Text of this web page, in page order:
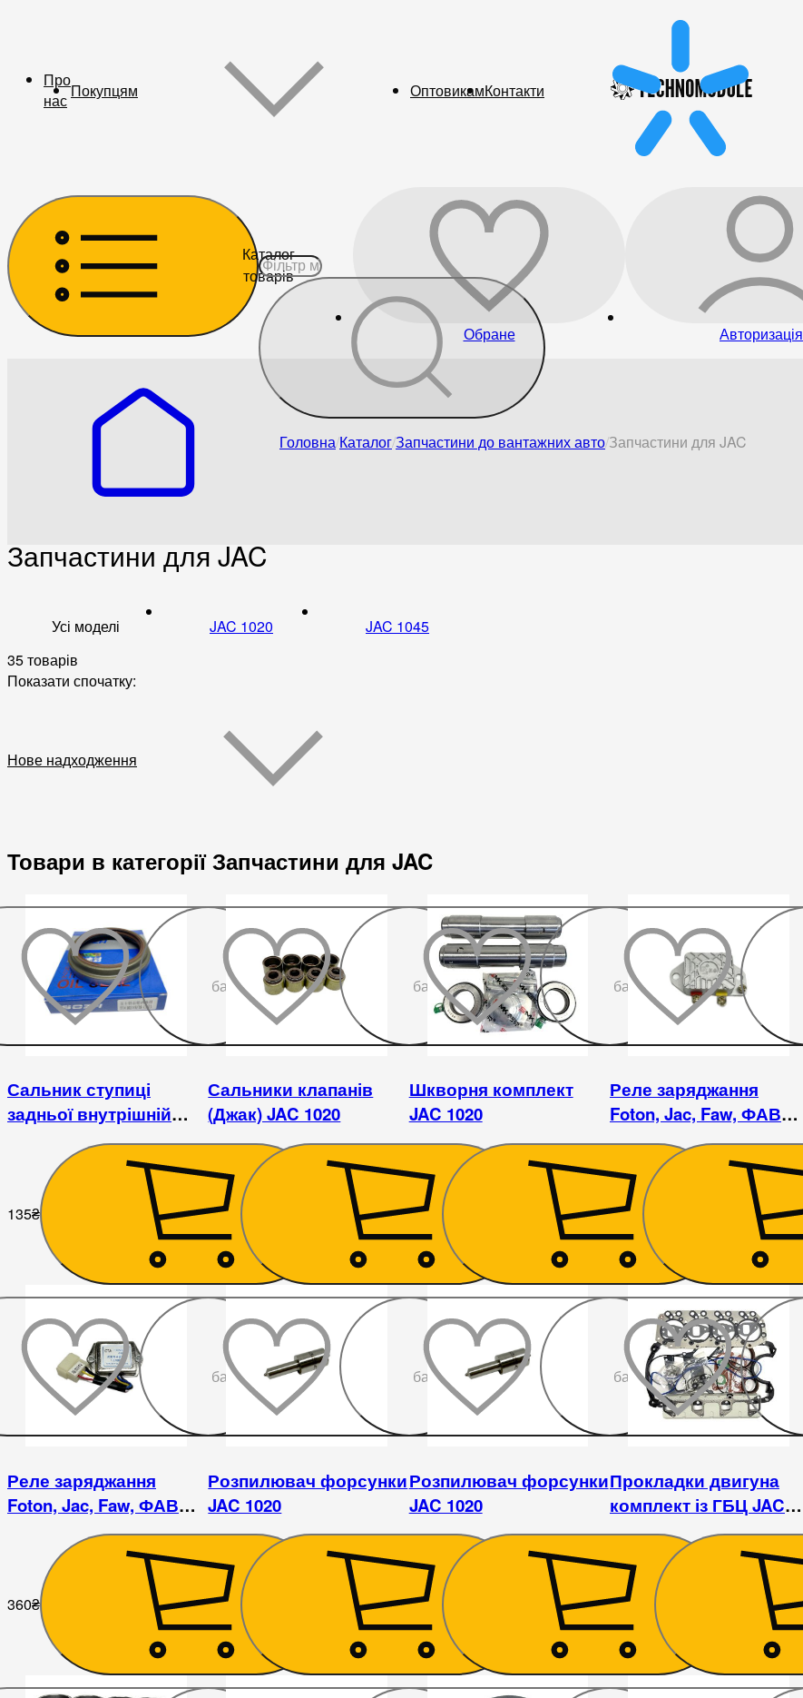
Про
нас Покупцям ОптовикамКонтакти
Каталог
товарів
Обране Авторизація
Головна КаталогЗапчастини до вантажних авто Запчастини для JAC
Запчастини для JAC
Усі моделі JAC 1020
JAC 1045
35 товарів
Показати спочатку:
Нове надходження
Товари в категорії Запчастини для JAC
бажаного
Сальник ступиці
задньої внутрішній
(77х102х10/19) JAC 1045
135₴
До
бажаного
Сальники клапанів
(Джак) JAC 1020
225 ₴
бажаного
Шкворня комплект
JAC 1020
810
Реле заряджання
Foton, Jac, Faw, ФАВ
регулятор напруги -
JFT249F
360
бажаного
Реле заряджання
Foton, Jac, Faw, ФАВ
регулятор напруги
360₴
бажаного
Розпилювач форсунки
JAC 1020
360 ₴
До
бажаного
Розпилювач форсунки
JAC 1020
360
Прокладки двигуна
комплект із ГБЦ JAC
1045
1 260